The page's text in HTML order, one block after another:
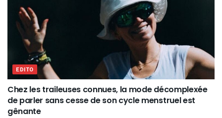
EDITO
Chez les traileuses connues, la mode décomplexée
de parler sans cesse de son cycle menstruel est
gênante